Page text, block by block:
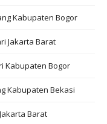
Kabupaten Bogor
Jakarta Barat
Kabupaten Bogor
Kabupaten Bekasi
Barat